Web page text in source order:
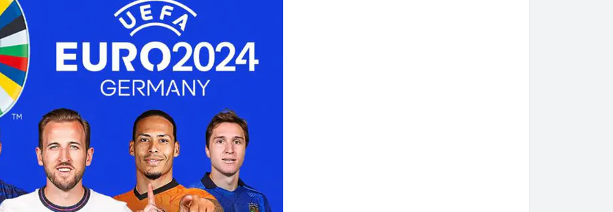
khách đến Việt Nam đông nhất 7 tháng đầu năm,
và Nga, gấp gần 6 lần Ấn Độ
cây tiết lộ: Khách thường chọn quả to, người trong
5 chi tiết này trước
tốc quỳ gối 1h an ủi khách: 7 năm sau ở khách sạn 5
ở nhà, bay hạng thương gia
có xương trẻ khỏe như phụ nữ 30, bác sĩ kinh ngạc khi
đựng tâm huyết của NSND Tự Long
4.300 USD/ounce, chuyên gia dự báo đỉnh mới
dầu khí đem hơn 42.200 tỷ đồng gửi ngân hàng
những người không rút điện ấm siêu tốc trước khi ngủ